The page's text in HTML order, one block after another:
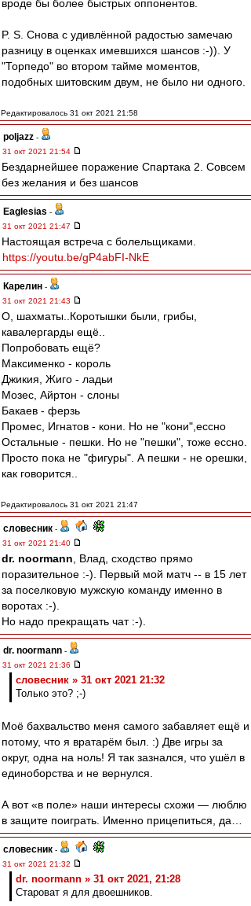
вроде бы более быстрых оппонентов.
P. S. Снова с удивлённой радостью замечаю
разницу в оценках имевшихся шансов :-)). У
"Торпедо" во втором тайме моментов,
подобных шитовским двум, не было ни одного.
Редактировалось 31 окт 2021 21:58
poljazz -
31 окт 2021 21:54
Бездарнейшее поражение Спартака 2. Совсем
без желания и без шансов
Eaglesias -
31 окт 2021 21:47
Настоящая встреча с болельщиками.
https://youtu.be/gP4abFI-NkE
Карелин -
31 окт 2021 21:43
О, шахматы..Коротышки были, грибы,
кавалергарды ещё..
Попробовать ещё?
Максименко - король
Джикия, Жиго - ладьи
Мозес, Айртон - слоны
Бакаев - ферзь
Промес, Игнатов - кони. Но не "кони",ессно
Остальные - пешки. Но не "пешки", тоже ессно.
Просто пока не "фигуры". А пешки - не орешки,
как говорится..
Редактировалось 31 окт 2021 21:47
словесник -
31 окт 2021 21:40
dr. noormann , Влад, сходство прямо
поразительное :-). Первый мой матч -- в 15 лет
за поселковую мужскую команду именно в
воротах :-).
Но надо прекращать чат :-).
dr. noormann -
31 окт 2021 21:36
словесник » 31 окт 2021 21:32
Только это? ;-)
Моё бахвальство меня самого забавляет ещё и
потому, что я вратарём был. :) Две игры за
округ, одна на ноль! Я так зазнался, что ушёл в
единоборства и не вернулся.
А вот «в поле» наши интересы схожи — люблю
в защите поиграть. Именно прицепиться, да…
словесник -
31 окт 2021 21:32
dr. noormann » 31 окт 2021, 21:28
Староват я для двоешников.